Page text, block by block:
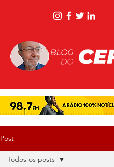
Post
Todos os posts